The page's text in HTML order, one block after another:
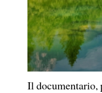
Il documentario,